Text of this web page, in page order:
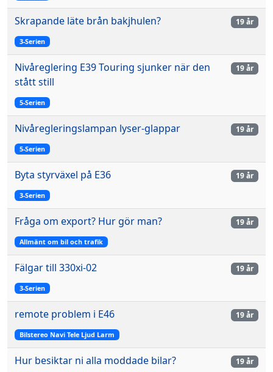
Skrapande läte brån bakjhulen?
3-Serien
19 år
Nivåreglering E39 Touring sjunker när den
stått still
5-Serien
19 år
Nivåregleringslampan lyser-glappar
5-Serien
19 år
Byta styrväxel på E36
3-Serien
19 år
Fråga om export? Hur gör man?
Allmänt om bil och trafik
19 år
Fälgar till 330xi-02
3-Serien
19 år
remote problem i E46
Bilstereo Navi Tele Ljud Larm
19 år
Hur besiktar ni alla moddade bilar? 19 år